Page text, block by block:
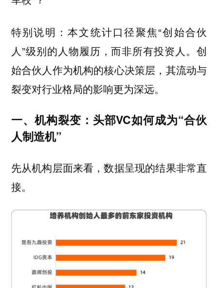
特别说明：本文统计口径聚焦“创始合伙
人”级别的人物履历，而非所有投资人。创
始合伙人作为机构的核心决策层，其流动与
裂变对行业格局的影响更为深远。
一、机构裂变：头部VC如何成为“合伙
人制造机”
先从机构层面来看，数据呈现的结果非常直
接。